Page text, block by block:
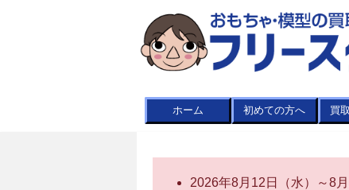
ホーム 初めての方へ 買
2026年8月12日（水）～8